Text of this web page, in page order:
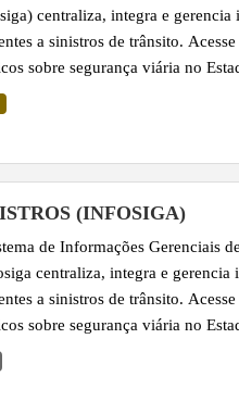
centraliza, integra e gerencia
a sinistros de trânsito.
sobre segurança viária no
sobre Veículos Envolvidos em
em arquivos CSV
pelos fornecedores dos
Polícia...
(INFOSIGA)
de Informações Gerenciais
centraliza, integra e gerencia
a sinistros de trânsito.
sobre segurança viária no
ZIP é atualizado mensalmente
consolidam e acumulam as